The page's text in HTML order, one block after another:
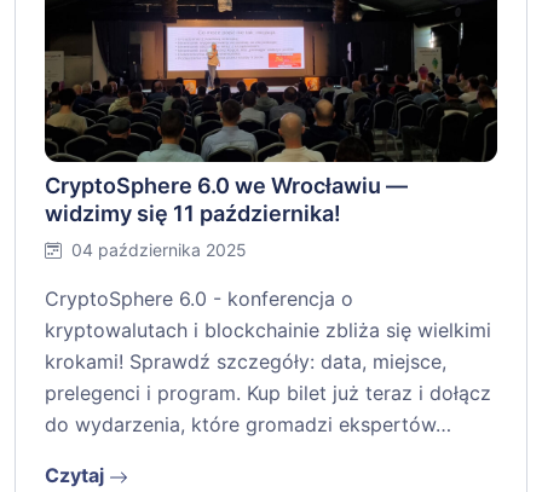
CryptoSphere 6.0 we Wrocławiu —
widzimy się 11 października!
04 października 2025
CryptoSphere 6.0 - konferencja o
kryptowalutach i blockchainie zbliża się wielkimi
krokami! Sprawdź szczegóły: data, miejsce,
prelegenci i program. Kup bilet już teraz i dołącz
do wydarzenia, które gromadzi ekspertów…
Czytaj